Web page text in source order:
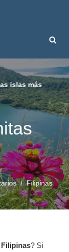
islas más
Filipinas
? Si